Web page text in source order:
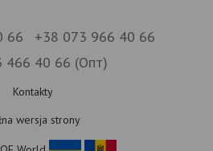
66
+38 073 966 40 66
466 40 66 (Опт)
Kontakty
wersja strony